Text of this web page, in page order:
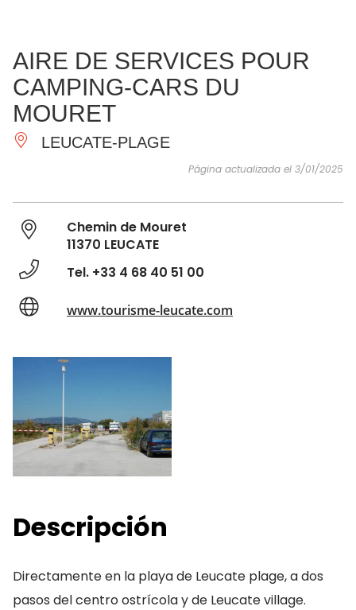
IMPRESCINDIBLES
HACER
INSPIRACIONES
AIRE DE SERVICES POUR
CAMPING-CARS DU
MOURET
LEUCATE-PLAGE
Página actualizada el 3/01/2025
Chemin de Mouret
11370 LEUCATE
Tel. +33 4 68 40 51 00
www.tourisme-leucate.com
Descripción
Directamente en la playa de Leucate plage, a dos
pasos del centro ostrícola y de Leucate village.